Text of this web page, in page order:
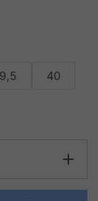
40